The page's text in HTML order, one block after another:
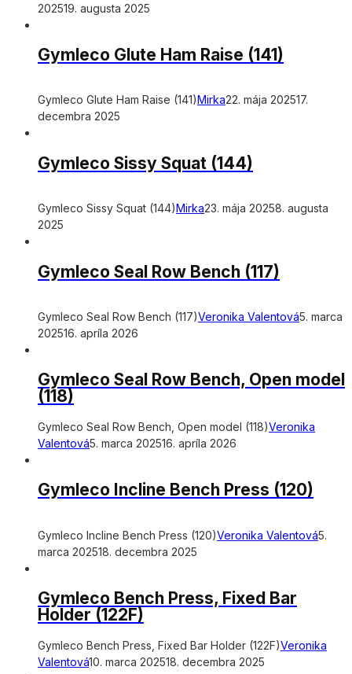
202519. augusta 2025
Gymleco Glute Ham Raise (141)
Gymleco Glute Ham Raise (141)Mirka22. mája 202517.
decembra 2025
Gymleco Sissy Squat (144)
Gymleco Sissy Squat (144)Mirka23. mája 20258. augusta
2025
Gymleco Seal Row Bench (117)
Gymleco Seal Row Bench (117)Veronika Valentová5. marca
202516. apríla 2026
Gymleco Seal Row Bench, Open model
(118)
Gymleco Seal Row Bench, Open model (118)Veronika
Valentová5. marca 202516. apríla 2026
Gymleco Incline Bench Press (120)
Gymleco Incline Bench Press (120)Veronika Valentová5.
marca 202518. decembra 2025
Gymleco Bench Press, Fixed Bar
Holder (122F)
Gymleco Bench Press, Fixed Bar Holder (122F)Veronika
Valentová10. marca 202518. decembra 2025